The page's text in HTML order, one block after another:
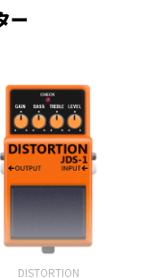
ー
DISTORTION